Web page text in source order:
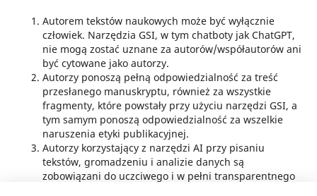
Autorem tekstów naukowych może być wyłącznie
człowiek. Narzędzia GSI, w tym chatboty jak ChatGPT,
nie mogą zostać uznane za autorów/współautorów ani
być cytowane jako autorzy.
Autorzy ponoszą pełną odpowiedzialność za treść
przesłanego manuskryptu, również za wszystkie
fragmenty, które powstały przy użyciu narzędzi GSI, a
tym samym ponoszą odpowiedzialność za wszelkie
naruszenia etyki publikacyjnej.
Autorzy korzystający z narzędzi AI przy pisaniu
tekstów, gromadzeniu i analizie danych są
zobowiązani do uczciwego i w pełni transparentnego